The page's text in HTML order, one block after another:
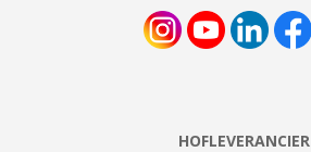
HOFLEVERANCIER